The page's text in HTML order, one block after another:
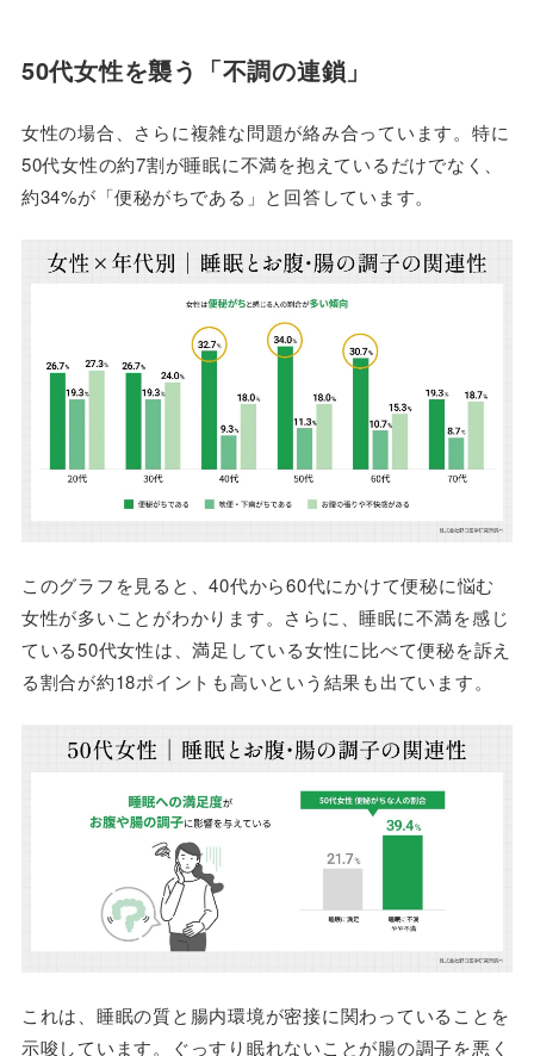
50代女性を襲う「不調の連鎖」
女性の場合、さらに複雑な問題が絡み合っています。特に
50代女性の約7割が睡眠に不満を抱えているだけでなく、
約34%が「便秘がちである」と回答しています。
このグラフを見ると、40代から60代にかけて便秘に悩む
女性が多いことがわかります。さらに、睡眠に不満を感じ
ている50代女性は、満足している女性に比べて便秘を訴え
る割合が約18ポイントも高いという結果も出ています。
これは、睡眠の質と腸内環境が密接に関わっていることを
示唆しています。ぐっすり眠れないことが腸の調子を悪く